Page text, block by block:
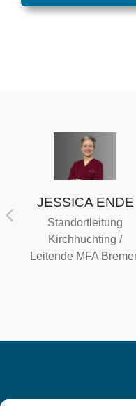
JESSICA ENDE
Standortleitung
Kirchhuchting /
Leitende MFA